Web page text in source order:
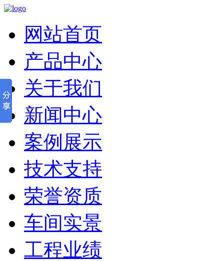
网站首页
产品中心
关于我们
新闻中心
案例展示
技术支持
荣誉资质
车间实景
工程业绩